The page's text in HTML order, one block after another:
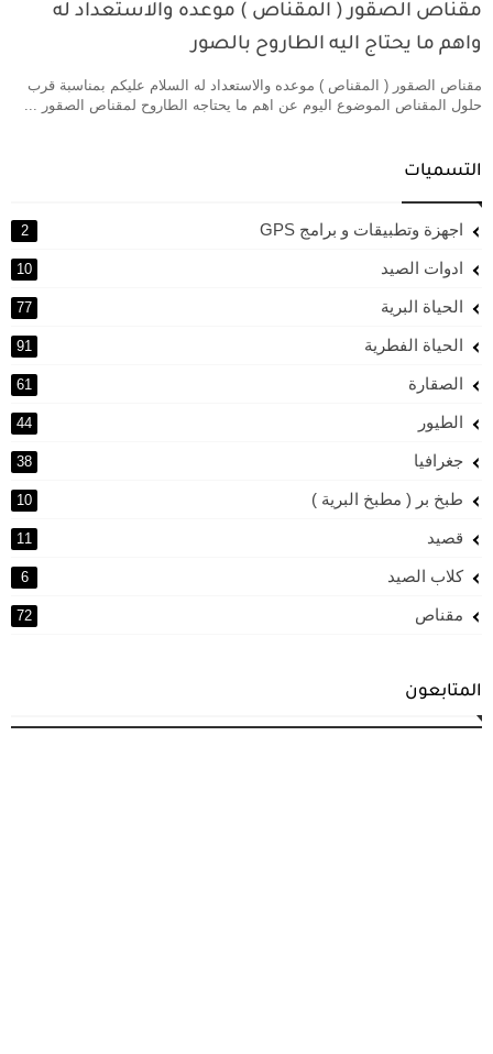
مقناص الصقور ( المقناص ) موعده والاستعداد له
واهم ما يحتاج اليه الطاروح بالصور
مقناص الصقور ( المقناص ) موعده والاستعداد له السلام عليكم بمناسبة قرب
حلول المقناص الموضوع اليوم عن اهم ما يحتاجه الطاروح لمقناص الصقور ...
التسميات
اجهزة وتطبيقات و برامج GPS 2
ادوات الصيد 10
الحياة البرية 77
الحياة الفطرية 91
الصقارة 61
الطيور 44
جغرافيا 38
طبخ بر ( مطبخ البرية ) 10
قصيد 11
كلاب الصيد 6
مقناص 72
المتابعون